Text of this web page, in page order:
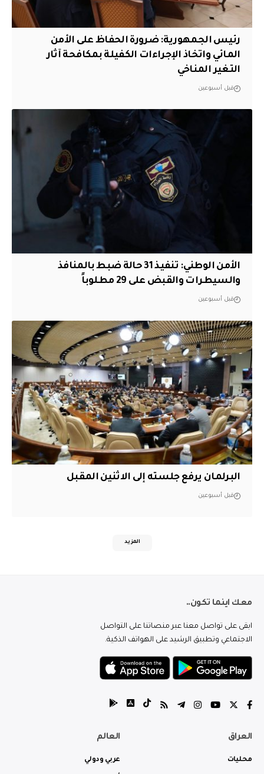
رئيس الجمهورية: ضرورة الحفاظ على الأمن
المائي واتخاذ الإجراءات الكفيلة بمكافحة آثار
التغير المناخي
قبل أسبوعين
الأمن الوطني: تنفيذ 31 حالة ضبط بالمنافذ
والسيطرات والقبض على 29 مطلوباً
قبل أسبوعين
البرلمان يرفع جلسته إلى الاثنين المقبل
قبل أسبوعين
المزيد
معك اينما تكون..
ابقى على تواصل معنا عبر منصاتنا على التواصل
الاجتماعي وتطبيق الرشيد على الهواتف الذكية.
العراق
محليات
العالم
عربي ودولي